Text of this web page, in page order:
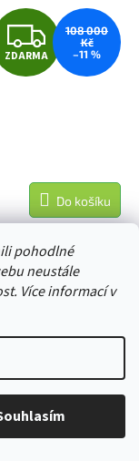
pohodlné
neustále
Více informací v
Z
D
M
A
ZDARMA
108 000
Kč
–11 %
Do košíku
je silnější
Kód:BECK-UID-144